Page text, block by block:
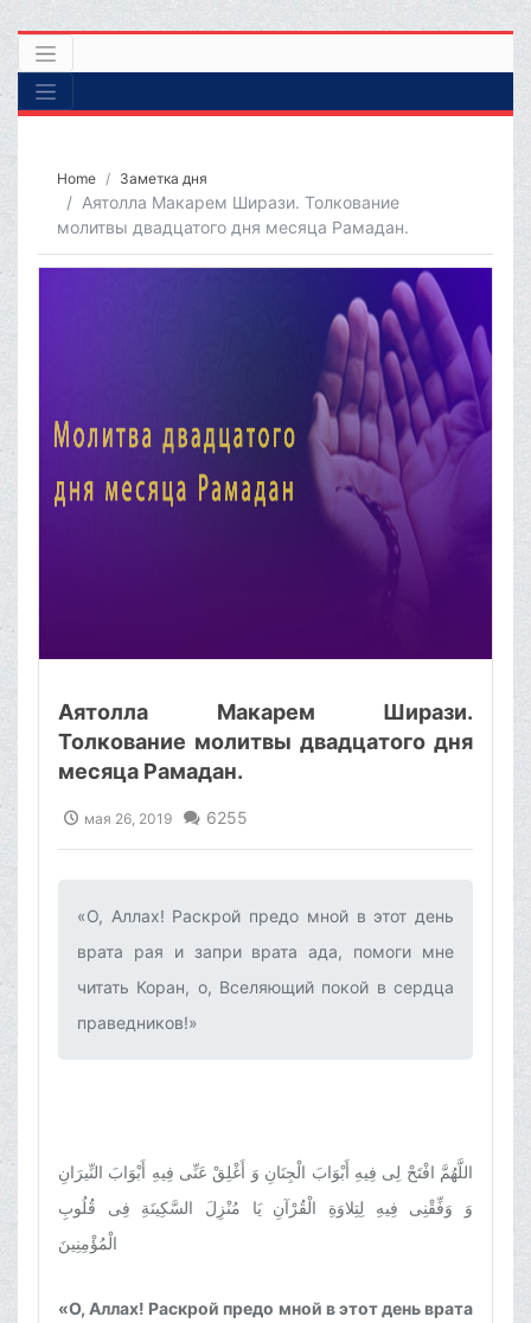
Home Заметка дня
Аятолла Макарем Ширази. Толкование
молитвы двадцатого дня месяца Рамадан.
Аятолла Макарем Ширази.
Толкование молитвы двадцатого дня
месяца Рамадан.
мая 26, 2019 6255
«О, Аллах! Раскрой предо мной в этот день
врата рая и запри врата ада, помоги мне
читать Коран, о, Вселяющий покой в сердца
праведников!»‌
اللَّهُمَّ افْتَحْ لِى فِيهِ أَبْوَابَ الْجِنَانِ وَ أَغْلِقْ عَنِّى فِيهِ أَبْوَابَ النِّيرَانِ
وَ وَفِّقْنِى فِيهِ لِتِلاوَةِ الْقُرْآنِ يَا مُنْزِلَ السَّكِينَةِ فِى قُلُوبِ
الْمُؤْمِنِينَ
«О, Аллах! Раскрой предо мной в этот день врата